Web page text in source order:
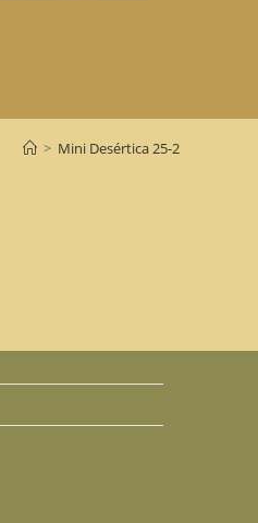
> Mini Desértica 25-2